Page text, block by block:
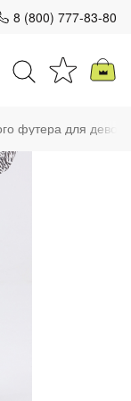
8 (800) 777-83-80
футера для